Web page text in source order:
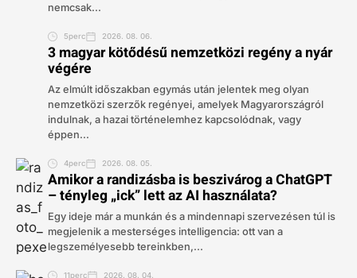
nemcsak...
5perc 2026. 08. 06.
3 magyar kötődésű nemzetközi regény a nyár
végére
Az elmúlt időszakban egymás után jelentek meg olyan
nemzetközi szerzők regényei, amelyek Magyarországról
indulnak, a hazai történelemhez kapcsolódnak, vagy
éppen...
4perc 2026. 08. 05.
Amikor a randizásba is beszivárog a ChatGPT
– tényleg „ick” lett az AI használata?
Egy ideje már a munkán és a mindennapi szervezésen túl is
megjelenik a mesterséges intelligencia: ott van a
legszemélyesebb tereinkben,...
11perc 2026. 08. 04.